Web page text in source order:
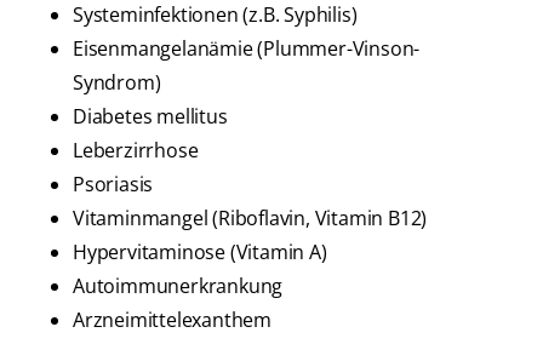
Systeminfektionen (z.B. Syphilis)
Eisenmangelanämie (Plummer-Vinson-
Syndrom)
Diabetes mellitus
Leberzirrhose
Psoriasis
Vitaminmangel (Riboflavin, Vitamin B12)
Hypervitaminose (Vitamin A)
Autoimmunerkrankung
Arzneimittelexanthem